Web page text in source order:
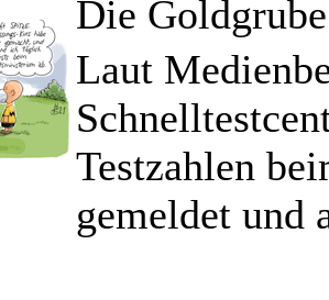
Die Goldgrube
Laut
Testzahlen
gemeldet und